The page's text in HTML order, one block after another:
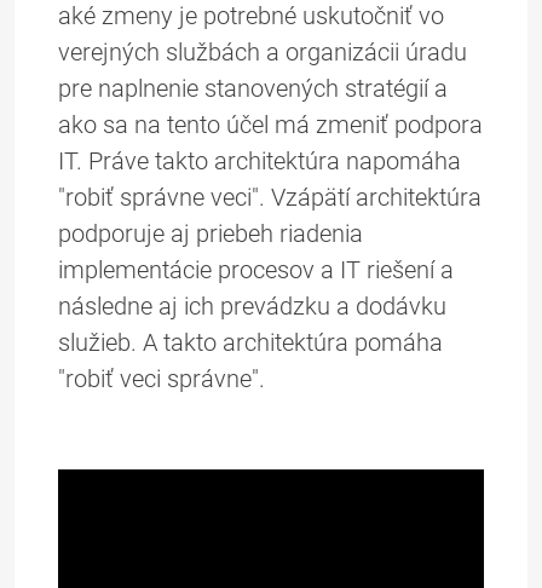
aké zmeny je potrebné uskutočniť vo
verejných službách a organizácii úradu
pre naplnenie stanovených stratégií a
ako sa na tento účel má zmeniť podpora
IT. Práve takto architektúra napomáha
"robiť správne veci". Vzápätí architektúra
podporuje aj priebeh riadenia
implementácie procesov a IT riešení a
následne aj ich prevádzku a dodávku
služieb. A takto architektúra pomáha
"robiť veci správne".